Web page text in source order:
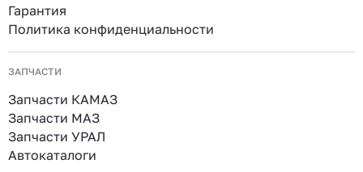
Гарантия
Политика конфиденциальности
ЗАПЧАСТИ
Запчасти КАМАЗ
Запчасти МАЗ
Запчасти УРАЛ
Автокаталоги